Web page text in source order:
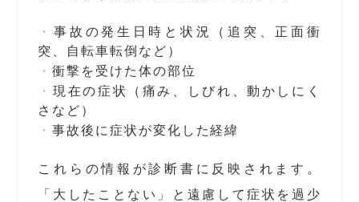
事故の発生日時と状況（追突、正面衝
突、自転車転倒など）
衝撃を受けた体の部位
現在の症状（痛み、しびれ、動かしにく
さなど）
事故後に症状が変化した経緯
これらの情報が診断書に反映されます。
「大したことない」と遠慮して症状を過少